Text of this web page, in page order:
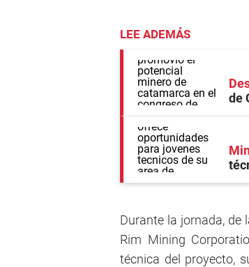
LEE ADEMÁS
de
Durante la jornada, de
Rim Mining
técnica del proyecto,